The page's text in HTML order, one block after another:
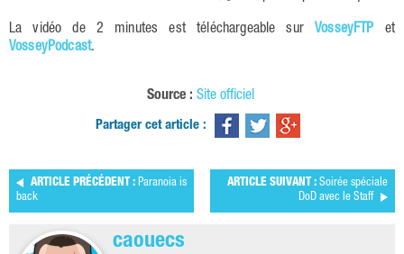
La vidéo de 2 minutes est téléchargeable surVosseyFTP et
VosseyPodcast.
Source : Site officiel
Partager cet article :
ARTICLE PRÉCÉDENT : Paranoia is
back
ARTICLE SUIVANT : Soirée spéciale
DoD avec le Staff
caouecs